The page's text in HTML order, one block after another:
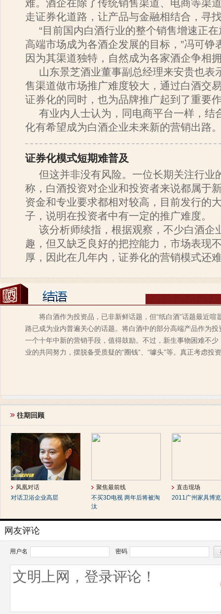
难。酒企在除了传统销售渠道、电商等渠
走证券化道路，让产品与金融相结合，寻
“目前国内白酒行业的整个销售增速正
高端市场成为各酒企发展的目标，”冯可铮
因为其渠道独特，自然成为各家酒企争相
山东景芝酒业董事副总经理来安贵也表
售渠道做市场推广难度较大，通过白酒交
证券化的同时，也为品牌推广起到了重要
有业内人士认为，同电商平台一样，结
化有希望成为白酒企业未来新的营销出路
证券化模式短期难普及
但这并非没有风险。一位长期关注行业
称，白酒投资对企业和投资者来说都属于
资金和专业要求都相对较高，目前发行的
子，说明在投资者中有一定的推广难度。
该分析师续指，根据观察，不少白酒企
趣，但又缺乏良好的把控能力，市场表现
厚，因此在几年内，证券化的营销模式还
将白酒作为投资品，已非新鲜话题，但“纸白酒”话题最近
路已成为业内普遍关心的话题。将白酒中的部分高端产品作为
一个十年中新的营销手段，值得鼓励。不过，新生事物困难不
业的共同努力，摆脱备受质疑的“圈钱”、“噱头”等。真正考虑投
往期回顾
凤凰对话
对话卫浴企业高层
聚焦最前线
不买3D电视 两年后将被淘
汰
直击现场
2011广州家具博
网友评论
用户名 密码